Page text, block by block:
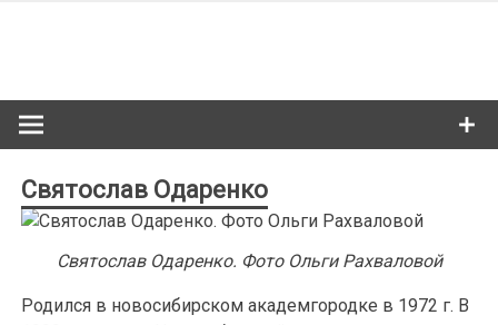
Святослав Одаренко
Святослав Одаренко. Фото Ольги Рахваловой
Родился в новосибирском академгородке в 1972 г. В